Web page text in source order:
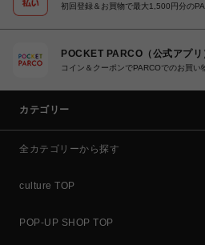
初回登録＆お買物で最大1,500円分の
POCKET PARCO（公式アプリ
コイン＆クーポンでPARCOでのお買い
カテゴリー
全カテゴリーから探す
culture TOP
POP-UP SHOP TOP